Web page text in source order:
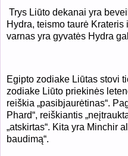
Trys Liūto dekanai yra
Hydra, teismo taurė
varnas yra gyvatės Hydra
Egipto zodiake Liūtas stovi
zodiake Liūto priekinės
reiškia „pasibjaurėtinas“.
Phard“, reiškiantis
„atskirtas“. Kita yra Minchir
baudimą“.